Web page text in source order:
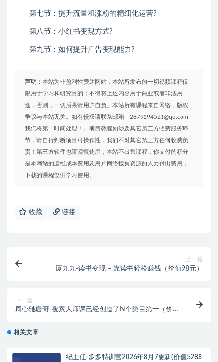
第七节：提升流量和涨粉的精细化运营?
第八节： 小红书变现方式?
第九节：如何提升广告变现能力?
声明： 本站为非盈利性赞助网站，本站所发布的一切视频课程仅
限用于学习和研究目的；不得将上述内容用于商业或者非法用
途，否则，一切后果请用户自负。本站所有课程来自网络，版权
争议与本站无关。如有侵权请联系邮箱：2879294521@qq.com
我们将第一时间处理！。项目教程如涉及其它第三方收费服务环
节，请自行判断项目可操作性，我们不对其它第三方任何收费负
责！第三方软件也请谨慎使用，本站不出售课程，你支付的积分
是本网站的运维成本费用及用户网络搜集资源的人力付出费用，
下载的课程仅供学习使用。
收藏 链接
上一篇
厦九九-读书变现 – 靠读书轻松赚钱（价值98元）
下一篇
周心驰唐哥-搜索大师课已经创造了N个类目第一（价值
相关文章
纪主任-多多特训营2026年8月7更新(价值5288